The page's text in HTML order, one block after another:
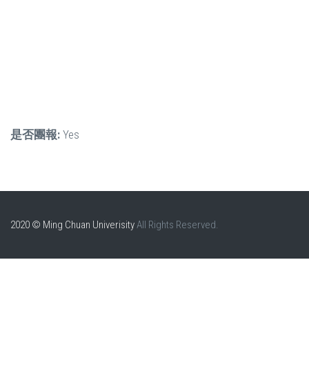
是否團報: Yes
2020 © Ming Chuan Univerisity All Rights Reserved.